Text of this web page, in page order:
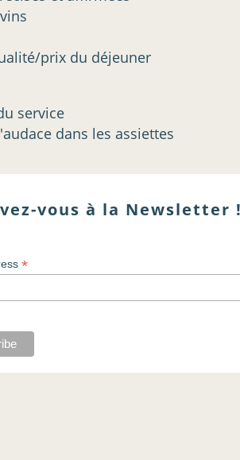
prix du déjeuner
service
dans les assiettes
vous à la Newsletter !
*